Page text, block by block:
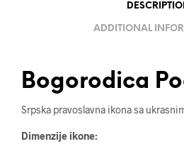
ADDITIONAL
Bogorodica
Srpska pravoslavna ikona sa
Dimenzije ikone: